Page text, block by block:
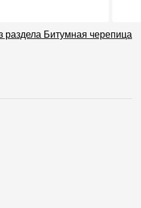
раздела Битумная черепица